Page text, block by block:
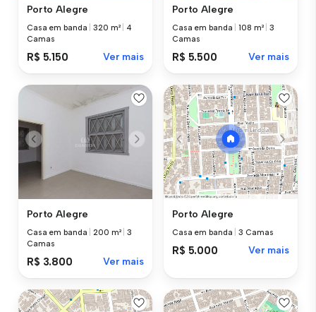
Porto Alegre
Casa em banda |320 m²
4
Camas
R$ 5.150 Ver mais
Porto Alegre
Casa em banda |108 m² |3
Camas
R$ 5.500 Ver mais
Porto Alegre
Casa em banda |200 m² |3
Camas
R$ 3.800 Ver mais
Porto Alegre
Casa em banda |3 Camas
R$ 5.000 Ver mais